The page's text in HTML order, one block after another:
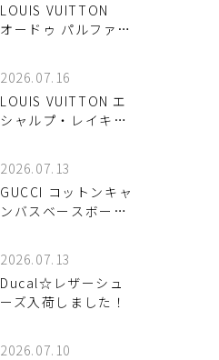
LOUIS VUITTON
オードゥ パルファン
きました♪
2026.07.16
LOUIS VUITTON エ
シャルプ・レイキャ
した♪
2026.07.13
GUCCI コットンキャ
ンバスベースボール
2026.07.13
Ducal☆レザーシュ
ーズ入荷しました！
2026.07.10